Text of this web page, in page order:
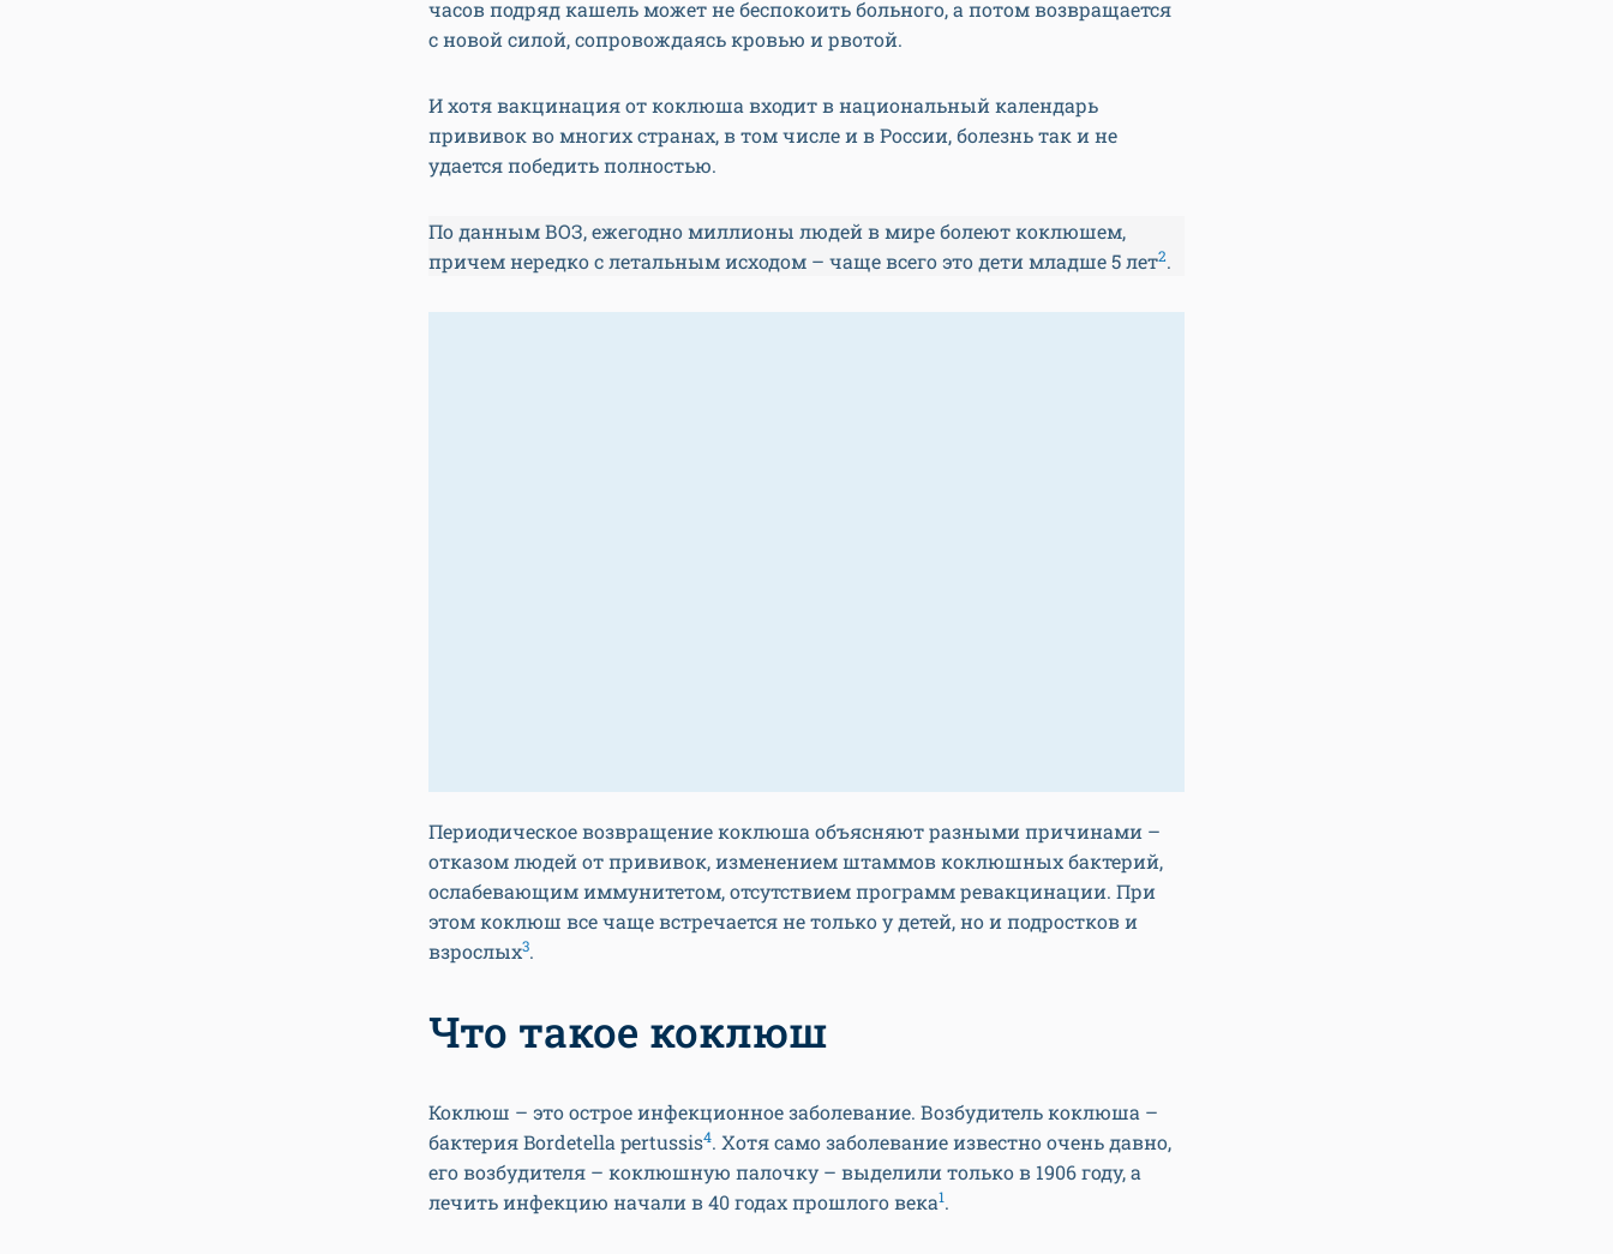
часов подряд кашель может не беспокоить больного, а потом возвращается
с новой силой, сопровождаясь кровью и рвотой.
И хотя вакцинация от коклюша входит в национальный календарь
прививок во многих странах, в том числе и в России, болезнь так и не
удается победить полностью.
По данным ВОЗ, ежегодно миллионы людей в мире болеют коклюшем,
причем нередко с летальным исходом – чаще всего это дети младше 5 лет2.
Периодическое возвращение коклюша объясняют разными причинами –
отказом людей от прививок, изменением штаммов коклюшных бактерий,
ослабевающим иммунитетом, отсутствием программ ревакцинации. При
этом коклюш все чаще встречается не только у детей, но и подростков и
взрослых3.
Что такое коклюш
Коклюш – это острое инфекционное заболевание. Возбудитель коклюша –
бактерия Bordetella pertussis4. Хотя само заболевание известно очень давно,
его возбудителя – коклюшную палочку – выделили только в 1906 году, а
лечить инфекцию начали в 40 годах прошлого века1.